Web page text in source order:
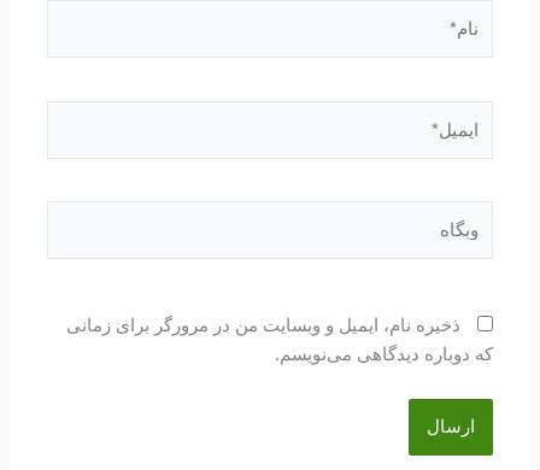
ذخیره نام، ایمیل و وبسایت من در مرورگر برای زمانی
که دوباره دیدگاهی می‌نویسم.